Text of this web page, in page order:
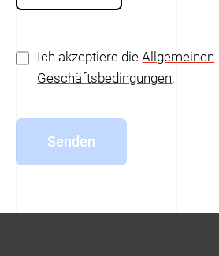
Ich akzeptiere dieAllgemeinen
Geschäftsbedingungen.
Senden